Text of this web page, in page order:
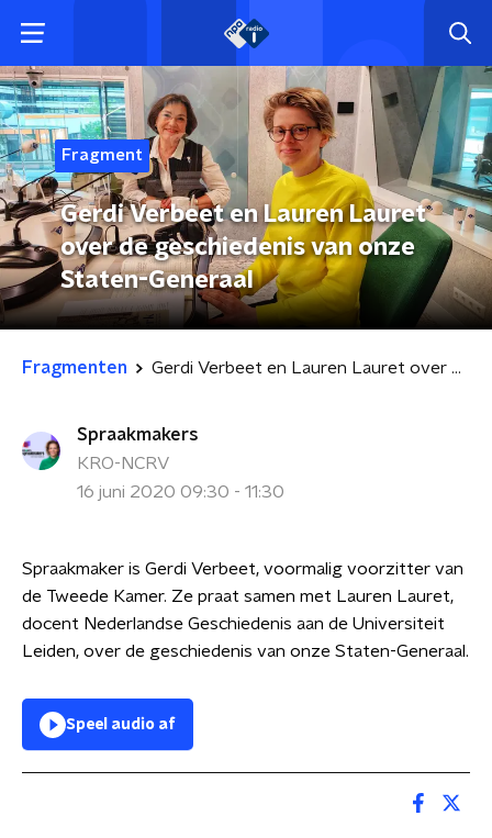
Fragment
Gerdi Verbeet en Lauren Lauret
over de geschiedenis van onze
Staten-Generaal
Fragmenten Gerdi Verbeet en Lauren Lauret over de geschiedenis van onze Staten-Generaal
Spraakmakers
KRO-NCRV
16 juni 2020 09:30 - 11:30
Spraakmaker is Gerdi Verbeet, voormalig voorzitter van
de Tweede Kamer. Ze praat samen met Lauren Lauret,
docent Nederlandse Geschiedenis aan de Universiteit
Leiden, over de geschiedenis van onze Staten-Generaal.
Speel audio af